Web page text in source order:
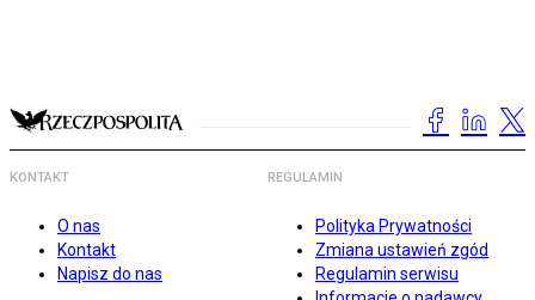
KONTAKT
O nas
Kontakt
Napisz do nas
REGULAMIN
Polityka Prywatności
Zmiana ustawień zgód
Regulamin serwisu